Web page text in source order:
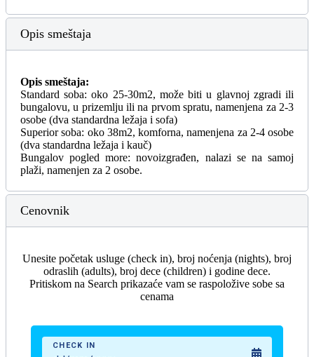
Opis smeštaja
Opis smeštaja:
Standard soba: oko 25-30m2, može biti u glavnoj zgradi ili
bungalovu, u prizemlju ili na prvom spratu, namenjena za 2-3
osobe (dva standardna ležaja i sofa)
Superior soba: oko 38m2, komforna, namenjena za 2-4 osobe
(dva standardna ležaja i kauč)
Bungalov pogled more: novoizgrađen, nalazi se na samoj
plaži, namenjen za 2 osobe.
Cenovnik
Unesite početak usluge (check in), broj noćenja (nights), broj
odraslih (adults), broj dece (children) i godine dece.
Pritiskom na Search prikazaće vam se raspoložive sobe sa
cenama